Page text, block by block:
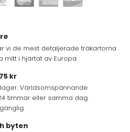
vi de mest detaljerade träkartorna
mitt i hjärtat av Europa.
kr
Världsomspännande
timmar eller samma dag.
byten